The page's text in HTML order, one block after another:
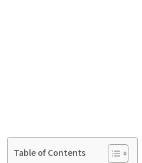
Table of Contents